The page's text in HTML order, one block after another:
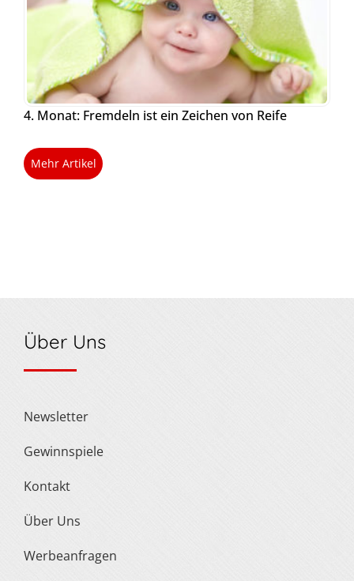
4. Monat: Fremdeln ist ein Zeichen von Reife
Mehr Artikel
Über Uns
Newsletter
Gewinnspiele
Kontakt
Über Uns
Werbeanfragen